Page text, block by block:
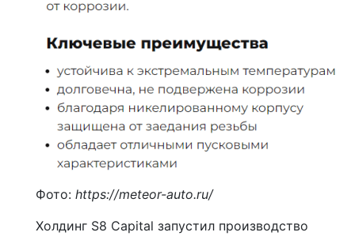
Фото: https://meteor-auto.ru/
Холдинг S8 Capital запустил производство